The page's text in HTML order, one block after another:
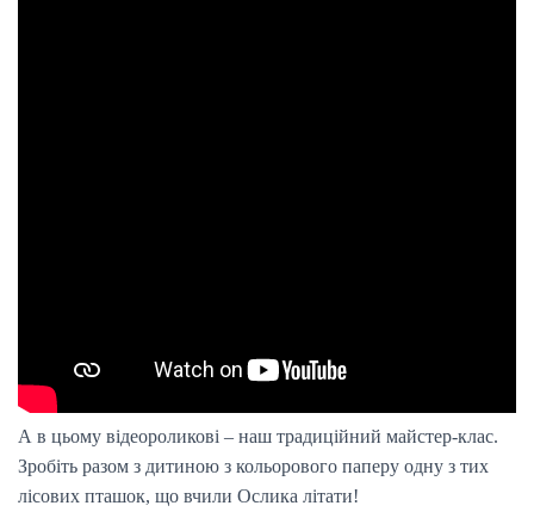
А в цьому відеороликові – наш традиційний майстер-клас.
Зробіть разом з дитиною з кольорового паперу одну з тих
лісових пташок, що вчили Ослика літати!